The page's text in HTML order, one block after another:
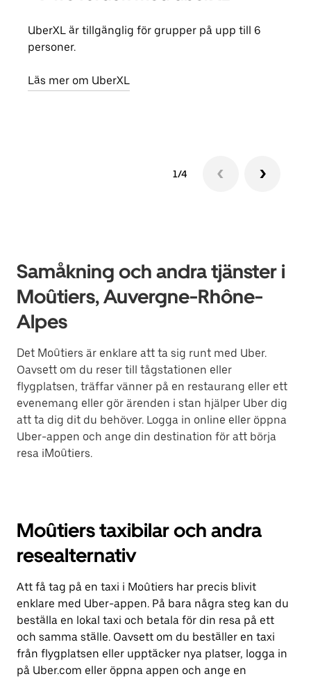
UberXL är tillgänglig för grupper på upp till 6
personer.
Läs mer om UberXL
1/4
Samåkning och andra tjänster i
Moûtiers, Auvergne-Rhône-
Alpes
Det Moûtiers är enklare att ta sig runt med Uber.
Oavsett om du reser till tågstationen eller
flygplatsen, träffar vänner på en restaurang eller ett
evenemang eller gör ärenden i stan hjälper Uber dig
att ta dig dit du behöver. Logga in online eller öppna
Uber-appen och ange din destination för att börja
resa iMoûtiers.
Moûtiers taxibilar och andra
resealternativ
Att få tag på en taxi i Moûtiers har precis blivit
enklare med Uber-appen. På bara några steg kan du
beställa en lokal taxi och betala för din resa på ett
och samma ställe. Oavsett om du beställer en taxi
från flygplatsen eller upptäcker nya platser, logga in
på Uber.com eller öppna appen och ange en